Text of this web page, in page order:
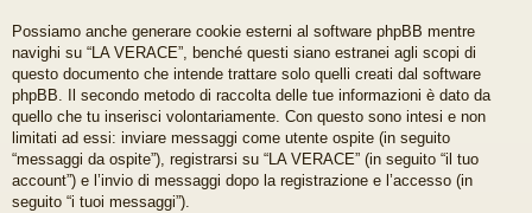
Possiamo anche generare cookie esterni al software phpBB mentre
navighi su “LA VERACE”, benché questi siano estranei agli scopi di
questo documento che intende trattare solo quelli creati dal software
phpBB. Il secondo metodo di raccolta delle tue informazioni è dato da
quello che tu inserisci volontariamente. Con questo sono intesi e non
limitati ad essi: inviare messaggi come utente ospite (in seguito
“messaggi da ospite”), registrarsi su “LA VERACE” (in seguito “il tuo
account”) e l’invio di messaggi dopo la registrazione e l’accesso (in
seguito “i tuoi messaggi”).